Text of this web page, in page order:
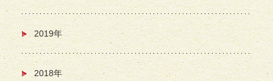
2019年
2018年